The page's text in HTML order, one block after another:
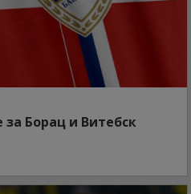
Борац и Витебск